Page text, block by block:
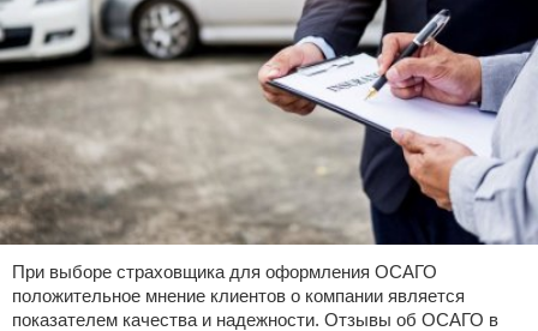
При выборе страховщика для оформления ОСАГО
положительное мнение клиентов о компании является
показателем качества и надежности. Отзывы об ОСАГО в